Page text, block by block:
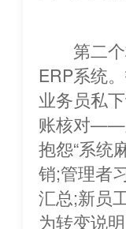
第二个标
ERP系统
业务员私
账核对——
抱怨“系统
销;管理者
汇总;新员
为转变说